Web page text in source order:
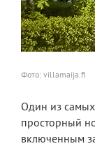
Фото: villamaija.fi
Один из
просторный
включенным